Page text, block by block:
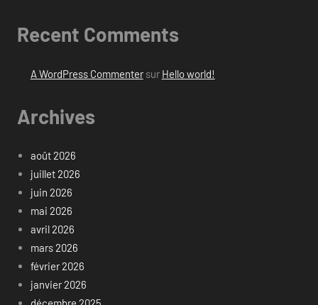
Recent Comments
A WordPress Commentersur Hello world!
Archives
août 2026
juillet 2026
juin 2026
mai 2026
avril 2026
mars 2026
février 2026
janvier 2026